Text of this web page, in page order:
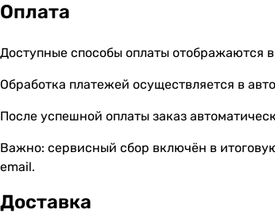
Оплата
Доступные способы оплаты отображаются
Обработка платежей осуществляется в
После успешной оплаты заказ
Важно: сервисный сбор включён в
email.
Доставка